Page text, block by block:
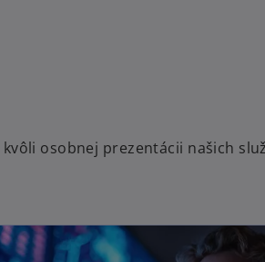
osobnej prezentácii našich